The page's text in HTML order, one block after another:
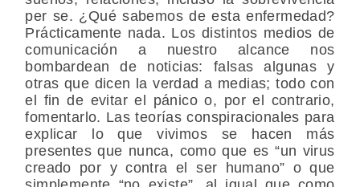
per se. ¿Qué sabemos de esta enfermedad?
Prácticamente nada. Los distintos medios de
comunicación a nuestro alcance nos
bombardean de noticias: falsas algunas y
otras que dicen la verdad a medias; todo con
el fin de evitar el pánico o, por el contrario,
fomentarlo. Las teorías conspiracionales para
explicar lo que vivimos se hacen más
presentes que nunca, como que es “un virus
creado por y contra el ser humano” o que